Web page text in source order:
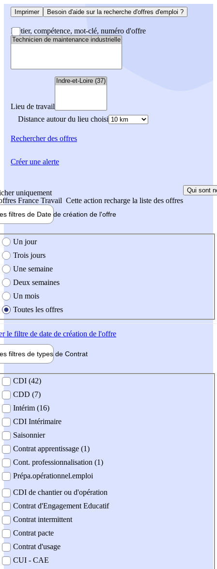
Imprimer Besoin d'aide sur la recherche d'offres d'emploi ?
Métier, compétence, mot-clé, numéro d'offre
Lieu de travail
Distance autour du lieu choisi
Rechercherdes offres
uniquement
France Travail Cette action recharge la liste des offres
Qui sont
filtres de Date de création de l'offre
création de l'offre
Un jour
Trois jours
Une semaine
Deux semaines
Un mois
Toutes les offres
le filtre de date de création de l'offre
filtres de types de Contrat
contrat
CDI (42)
CDD (7)
Intérim (16)
CDI Intérimaire
Saisonnier
Contrat apprentissage (1)
Cont. professionnalisation (1)
Prépa.opérationnel.emploi
CDI de chantier ou d'opération
Contrat d'Engagement Educatif
Contrat intermittent
Contrat pacte
Contrat d'usage
CUI - CAE
Créer une alerte